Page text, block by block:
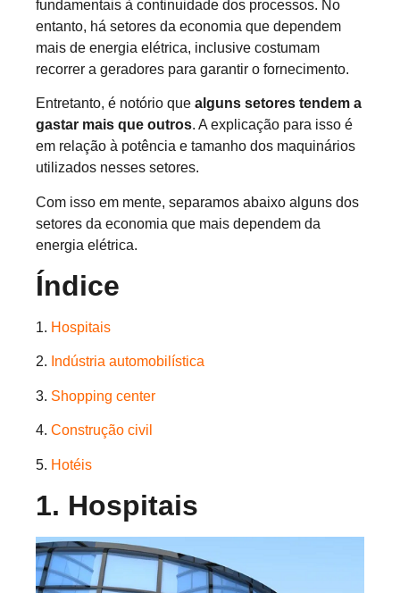
fundamentais à continuidade dos processos. No
entanto, há setores da economia que dependem
mais de energia elétrica, inclusive costumam
recorrer a geradores para garantir o fornecimento.
Entretanto, é notório que alguns setores tendem a
gastar mais que outros. A explicação para isso é
em relação à potência e tamanho dos maquinários
utilizados nesses setores.
Com isso em mente, separamos abaixo alguns dos
setores da economia que mais dependem da
energia elétrica.
Índice
1. Hospitais
2. Indústria automobilística
3. Shopping center
4. Construção civil
5. Hotéis
1. Hospitais